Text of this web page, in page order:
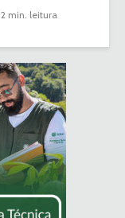
2 min. leitura